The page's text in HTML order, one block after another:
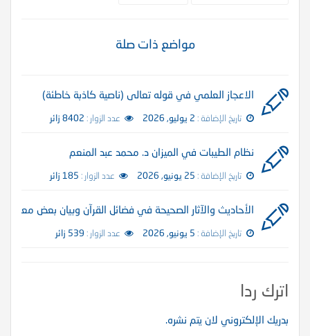
مواضع ذات صلة
الاعجاز العلمي في قوله تعالى (ناصية كاذبة خاطئة)
تاريخ الإضافة : 2 يوليو, 2026 عدد الزوار : 8402 زائر
نظام الطيبات في الميزان د. محمد عبد المنعم
تاريخ الإضافة : 25 يونيو, 2026 عدد الزوار : 185 زائر
الأحاديث والآثار الصحيحة في فضائل القرآن وبيان بعض معانيها
تاريخ الإضافة : 5 يونيو, 2026 عدد الزوار : 539 زائر
اترك ردا
بدريك الإلكتروني لان يتم نشره.